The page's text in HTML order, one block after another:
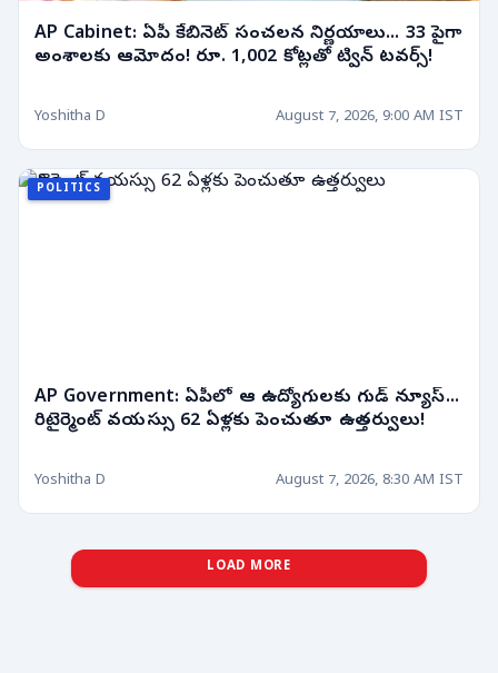
AP Cabinet: ఏపీ కేబినెట్ సంచలన నిర్ణయాలు... 33 పైగా
అంశాలకు ఆమోదం! రూ. 1,002 కోట్లతో ట్విన్ టవర్స్!
Yoshitha D August 7, 2026, 9:00 AM IST
POLITICS
AP Government: ఏపీలో ఆ ఉద్యోగులకు గుడ్ న్యూస్...
రిటైర్మెంట్ వయస్సు 62 ఏళ్లకు పెంచుతూ ఉత్తర్వులు!
Yoshitha D August 7, 2026, 8:30 AM IST
LOAD MORE